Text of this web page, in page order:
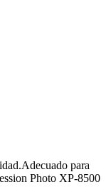
para
Photo XP-8500